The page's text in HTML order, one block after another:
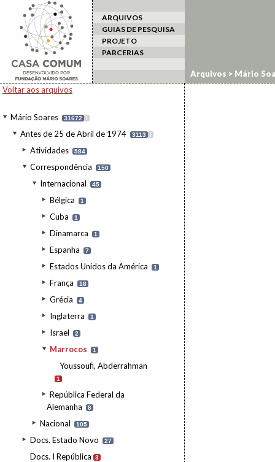
ARQUIVOS
GUIAS DE PESQUISA
PROJETO
PARCERIAS
Voltar aos arquivos
Mário Soares 31672 I
Antes de 25 de Abril de 1974 3113 I
Atividades 584
Correspondência 150
Internacional 45
Bélgica 1
Cuba 1
Dinamarca 1
Espanha 7
Estados Unidos da América 1
França 18
Grécia 4
Inglaterra 1
Israel 2
Marrocos 1
Youssoufi, Abderrahman
1
República Federal da
Alemanha
8
Nacional 105
Docs. Estado Novo 27
Docs. I República 3
Arquivos > Mário